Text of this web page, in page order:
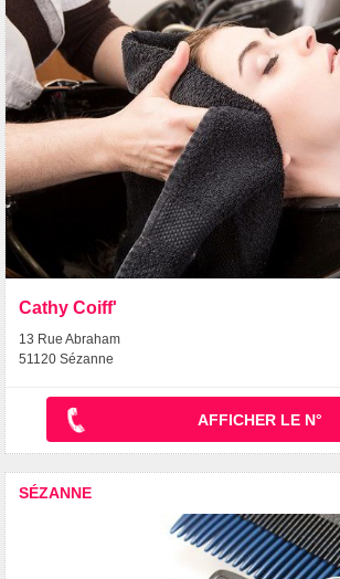
Cathy Coiff'
13 Rue Abraham
51120 Sézanne
AFFICHER LE N°
SÉZANNE